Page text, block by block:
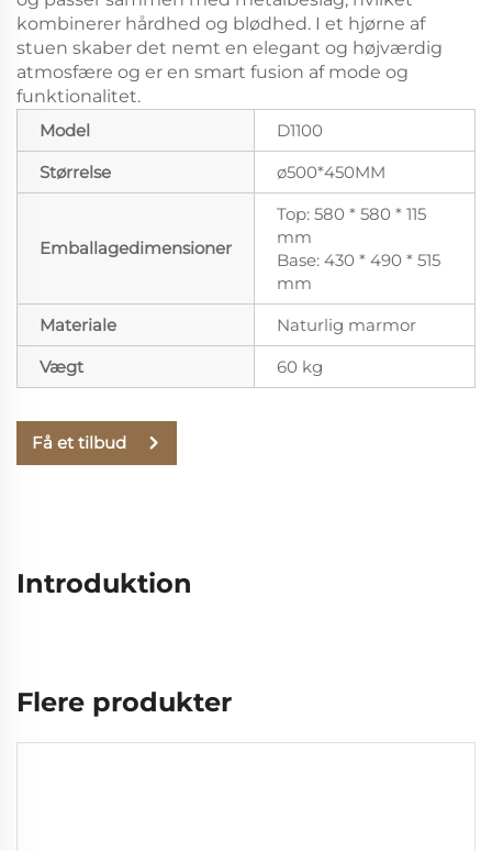
kombinerer hårdhed og blødhed. I et hjørne af
stuen skaber det nemt en elegant og højværdig
atmosfære og er en smart fusion af mode og
funktionalitet.
Model
D1100
Størrelse
ø500*450MM
Emballagedimensioner
Top: 580 * 580 * 115
mm
Base: 430 * 490 * 515
mm
Materiale
Naturlig marmor
Vægt
60 kg
Få et tilbud
Introduktion
Flere produkter